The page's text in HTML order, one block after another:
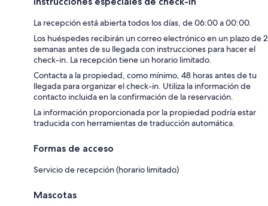
La recepción está abierta todos los días, de 06:00 a 00:00.
Los huéspedes recibirán un correo electrónico en un plazo de 2
semanas antes de su llegada con instrucciones para hacer el
check-in. La recepción tiene un horario limitado.
Contacta a la propiedad, como mínimo, 48 horas antes de tu
llegada para organizar el check-in. Utiliza la información de
contacto incluida en la confirmación de la reservación.
La información proporcionada por la propiedad podría estar
traducida con herramientas de traducción automática.
Formas de acceso
Servicio de recepción (horario limitado)
Mascotas